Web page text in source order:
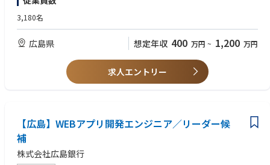
3,180名
広島県 想定年収 400 万円 ~ 1,200 万円
求人エントリー
【広島】WEBアプリ開発エンジニア／リーダー候
補
株式会社広島銀行